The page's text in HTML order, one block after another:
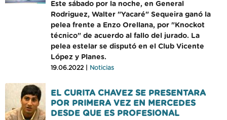
Este sábado por la noche, en General
Rodriguez, Walter "Yacaré" Sequeira ganó la
pelea frente a Enzo Orellana, por "Knockot
técnico" de acuerdo al fallo del jurado. La
pelea estelar se disputó en el Club Vicente
López y Planes.
19.06.2022 | Noticias
EL CURITA CHAVEZ SE PRESENTARA
POR PRIMERA VEZ EN MERCEDES
DESDE QUE ES PROFESIONAL